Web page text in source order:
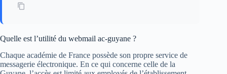
Quelle est l’utilité du webmail ac-guyane ?
Chaque académie de France possède son propre service de
messagerie électronique. En ce qui concerne celle de la